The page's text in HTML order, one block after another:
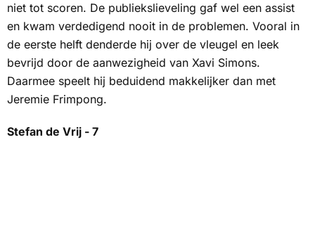
niet tot scoren. De publiekslieveling gaf wel een assist
en kwam verdedigend nooit in de problemen. Vooral in
de eerste helft denderde hij over de vleugel en leek
bevrijd door de aanwezigheid van Xavi Simons.
Daarmee speelt hij beduidend makkelijker dan met
Jeremie Frimpong.
Stefan de Vrij - 7